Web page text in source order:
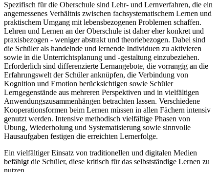
Spezifisch für die Oberschule sind Lehr- und Lernverfahren, die ein
angemessenes Verhältnis zwischen fachsystematischem Lernen und
praktischem Umgang mit lebensbezogenen Problemen schaffen.
Lehren und Lernen an der Oberschule ist daher eher konkret und
praxisbezogen - weniger abstrakt und theoriebezogen. Dabei sind
die Schüler als handelnde und lernende Individuen zu aktivieren
sowie in die Unterrichtsplanung und -gestaltung einzubeziehen.
Erforderlich sind differenzierte Lernangebote, die vorrangig an die
Erfahrungswelt der Schüler anknüpfen, die Verbindung von
Kognition und Emotion berücksichtigen sowie Schüler
Lerngegenstände aus mehreren Perspektiven und in vielfältigen
Anwendungszusammenhängen betrachten lassen. Verschiedene
Kooperationsformen beim Lernen müssen in allen Fächern intensiv
genutzt werden. Intensive methodisch vielfältige Phasen von
Übung, Wiederholung und Systematisierung sowie sinnvolle
Hausaufgaben festigen die erreichten Lernerfolge.
Ein vielfältiger Einsatz von traditionellen und digitalen Medien
befähigt die Schüler, diese kritisch für das selbstständige Lernen zu